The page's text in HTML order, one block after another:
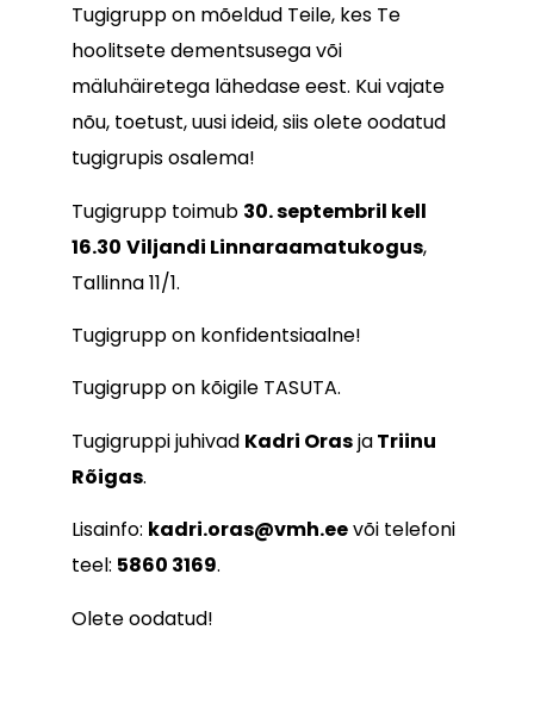
Tugigrupp on mõeldud Teile, kes Te
hoolitsete dementsusega või
mäluhäiretega lähedase eest. Kui vajate
nõu, toetust, uusi ideid, siis olete oodatud
tugigrupis osalema!
Tugigrupp toimub 30. septembril kell
16.30 Viljandi Linnaraamatukogus,
Tallinna 11/1.
Tugigrupp on konfidentsiaalne!
Tugigrupp on kõigile TASUTA.
Tugigruppi juhivad Kadri OrasjaTriinu
Rõigas.
Lisainfo: kadri.oras@vmh.eevõi telefoni
teel: 5860 3169.
Olete oodatud!